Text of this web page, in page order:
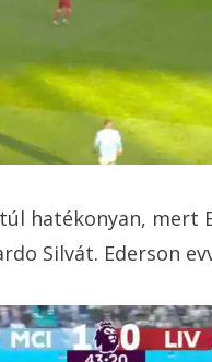
hatékonyan, mert
Silvát. Ederson